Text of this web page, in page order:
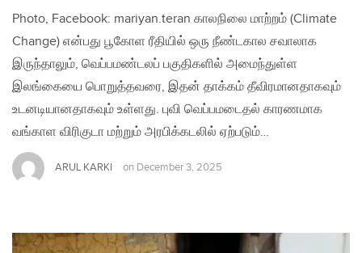
Photo, Facebook: mariyan.teran காலநிலை மாற்றம் (Climate
Change) என்பது பூகோள ரீதியில் ஒரு நீண்டகால சவாலாக
இருந்தாலும், வெப்பமண்டலப் பகுதிகளில் அமைந்துள்ள
இலங்கையை பொறுத்தவரை, இதன் தாக்கம் தீவிரமானதாகவும்
உடனடியானதாகவும் உள்ளது. புவி வெப்பமடைதல் காரணமாக
வங்காள விரிகுடா மற்றும் அரபிக்கடலில் ஏற்படும்…
ARUL KARKI on December 3, 2025